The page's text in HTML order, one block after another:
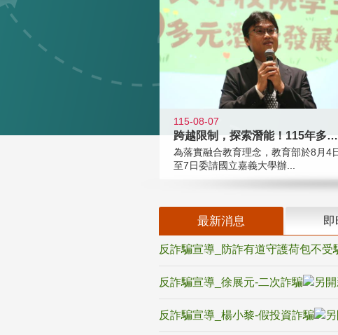
115-08-07
跨越限制，探索潛能！115年多元潛
為落實融合教育理念，教育部於8月4
至7日委請國立嘉義大學辦...
最新消息 即
反詐騙宣導_防詐有道守護荷包不受
反詐騙宣導_徐展元-二次詐騙
反詐騙宣導_楊小黎-假投資詐騙